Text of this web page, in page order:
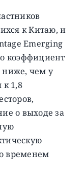
к Китаю, и
Emerging
коэффициент
ниже, чем у
к 1,8
о выходе за
временем